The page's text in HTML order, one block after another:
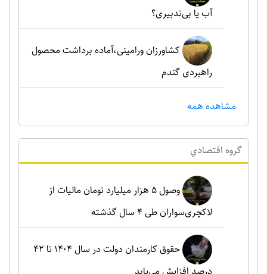
آب یا بی‌تدبیری؟
کشاورزان ورامینی،آماده برداشت محصول
راهبردی گندم
مشاهده همه
گروه اقتصادي
وصول ۵ هزار میلیارد تومان مالیات از
لاکچری‌سواران طی ۴ سال گذشته
حقوق کارمندان دولت در سال ۱۴۰۴ تا ۴۲